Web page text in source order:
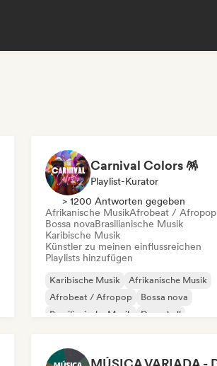
Carnival Colors 🪅
Playlist-Kurator
> 1200 Antworten gegeben
Afrikanische MusikAfrobeat / Afropop
Bossa novaBrasilianische Musik
Karibische Musik
Künstler zu meinen einflussreichen
Playlists hinzufügen
Karibische Musik
Afrikanische Musik
Afrobeat / Afropop
Bossa nova
Brasilianische Musik
Dancehall